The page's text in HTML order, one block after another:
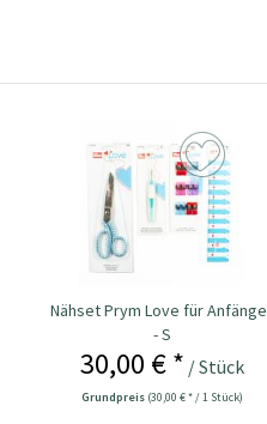
Nähset Prym Love für
- S
30,00 € * / Stück
Grundpreis (30,00 € * / 1 Stück)